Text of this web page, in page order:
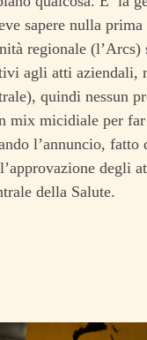
sapere nulla
regionale (l’Arcs)
agli atti aziendali,
quindi nessun
mix micidiale per
l’annuncio,
degli
della Salute.